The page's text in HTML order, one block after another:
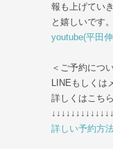
報も上げてい
と嬉しいです。
youtube(平田伸
＜ご予約につ
LINEもしくは
詳しくはこち
詳しい予約方